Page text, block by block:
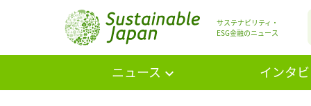
サステナビリティ・
ESG金融のニュース
ニュース インタ